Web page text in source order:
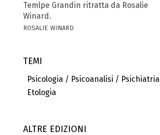
Temlpe Grandin ritratta da Rosalie
Winard.
rosalie winard
TEMI
Psicologia / Psicoanalisi / Psichiatria
Etologia
ALTRE EDIZIONI